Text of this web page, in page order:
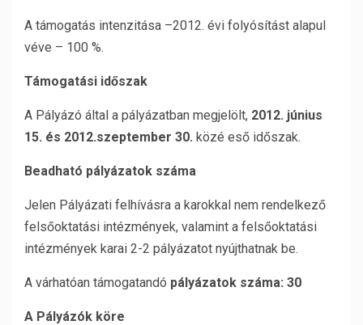
A támogatás intenzitása –2012. évi folyósítást alapul
véve – 100 %.
Támogatási időszak
A Pályázó által a pályázatban megjelölt, 2012. június
15. és 2012.szeptember 30. közé eső időszak.
Beadható pályázatok száma
Jelen Pályázati felhívásra a karokkal nem rendelkező
felsőoktatási intézmények, valamint a felsőoktatási
intézmények karai 2-2 pályázatot nyújthatnak be.
A várhatóan támogatandó pályázatok száma: 30
A Pályázók köre